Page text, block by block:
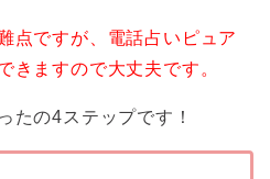
点ですが、電話占いピュア
きますので大丈夫です。
たの4ステップです！